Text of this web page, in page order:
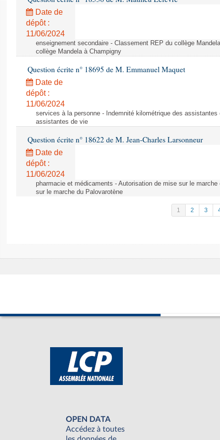
Date de
dépôt :
11/06/2024
enseignement secondaire - Classement REP du collège
collège Mandela à Champigny
Question écrite n° 18695 de M. Emmanuel Maquet
Date de
dépôt :
11/06/2024
services à la personne - Indemnité kilométrique des
assistantes de vie
Question écrite n° 18622 de M. Jean-Charles Larsonneur
Date de
dépôt :
11/06/2024
pharmacie et médicaments - Autorisation de mise sur le
sur le marche du Palovarotène
1 2 3
OPEN DATA
Accédez à toutes